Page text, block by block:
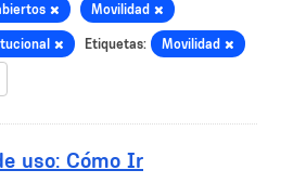
Movilidad
Etiquetas: Movilidad
uso: Cómo Ir